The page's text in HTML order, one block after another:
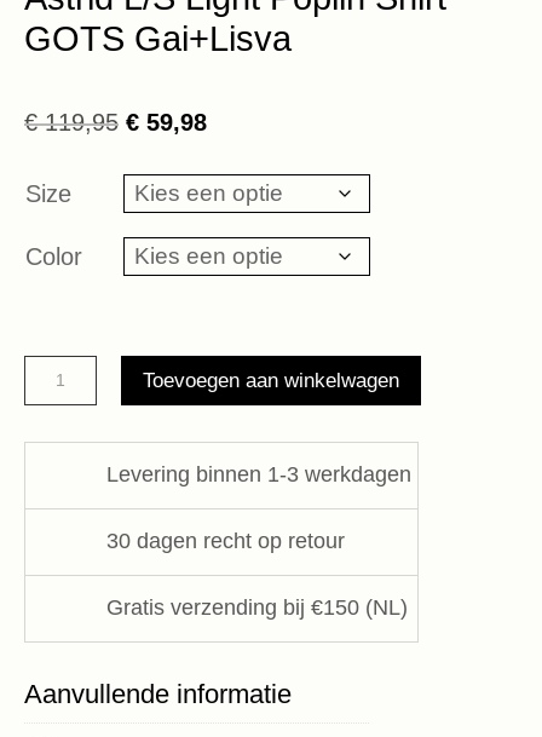
GOTS Gai+Lisva
€119,95 Oorspronkelijke
was:
€ 119,95.
€ 59,98Huidige
is:
€ 59,98.
Size
Color
Astrid
L/S
Gai+Lisva
aantal
Toevoegen aan winkelwagen
Levering binnen 1-3 werkdagen
30 dagen recht op retour
Gratis verzending bij €150 (NL)
Aanvullende informatie